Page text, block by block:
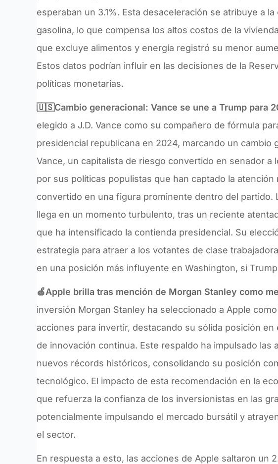
esperaban un 3.1%. Esta desaceleración se atribuye a
gasolina, lo que compensa los altos costos de la
que excluye alimentos y energía registró su menor
Estos datos podrían influir en las decisiones de la
políticas monetarias.
🇺🇸Cambio generacional: Vance se une a Trump para
elegido a J.D. Vance como su compañero de fórmula
presidencial republicana en 2024, marcando un cambio
Vance, un capitalista de riesgo convertido en senador a
por sus políticas populistas que han captado la atención
convertido en una figura prominente dentro del partido.
llega en un momento turbulento, tras un reciente
que ha intensificado la contienda presidencial. Su
estrategia para atraer a los votantes de clase
en una posición más influyente en Washington, si
🍏Apple brilla tras mención de Morgan Stanley como
inversión Morgan Stanley ha seleccionado a Apple
acciones para invertir, destacando su sólida posición en
de innovación continua. Este respaldo ha impulsado las
nuevos récords históricos, consolidando su posición
tecnológico. El impacto de esta recomendación en la
que refuerza la confianza de los inversionistas en las
potencialmente impulsando el mercado bursátil y
el sector.
En respuesta a esto, las acciones de Apple saltaron un